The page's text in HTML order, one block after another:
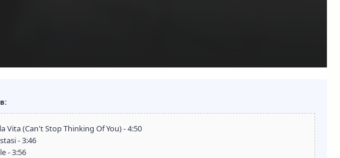
Vita (Can't Stop Thinking Of You) - 4:50
- 3:46
- 3:56